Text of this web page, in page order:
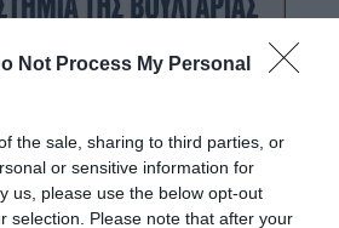
Not Process My Personal
the sale, sharing to third parties, or
or sensitive information for
us, please use the below opt-out
selection. Please note that after your